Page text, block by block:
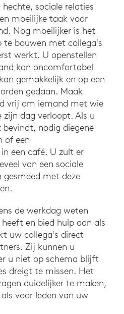
sociale relaties
moeilijke taak voor
Nog moeilijker is het
te bouwen met collega's
werkt. U openstellen
kan oncomfortabel
gemakkelijk en op een
gedaan. Maak
vrij om iemand met wie
dag verloopt. Als u
nodig diegene
of een
een café. U zult er
van een sociale
met deze
de werkdag weten
en bied hulp aan als
uw collega's direct
Zij kunnen u
u niet op schema blijft
dreigt te missen. Het
duidelijker te maken,
voor leden van uw